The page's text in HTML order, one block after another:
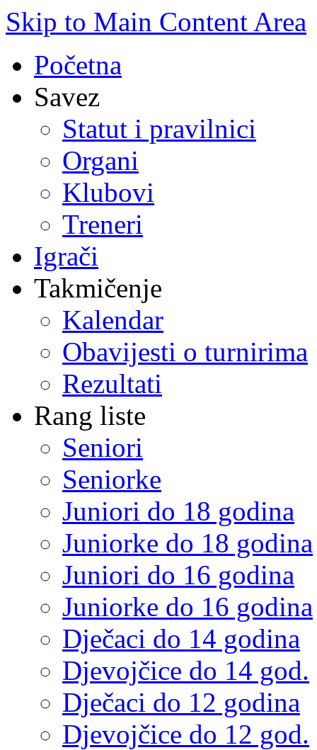
Skip to Main Content Area
Početna
Savez
Statut i pravilnici
Organi
Klubovi
Treneri
Igrači
Takmičenje
Kalendar
Obavijesti o turnirima
Rezultati
Rang liste
Seniori
Seniorke
Juniori do 18 godina
Juniorke do 18 godina
Juniori do 16 godina
Juniorke do 16 godina
Dječaci do 14 godina
Djevojčice do 14 god.
Dječaci do 12 godina
Djevojčice do 12 god.